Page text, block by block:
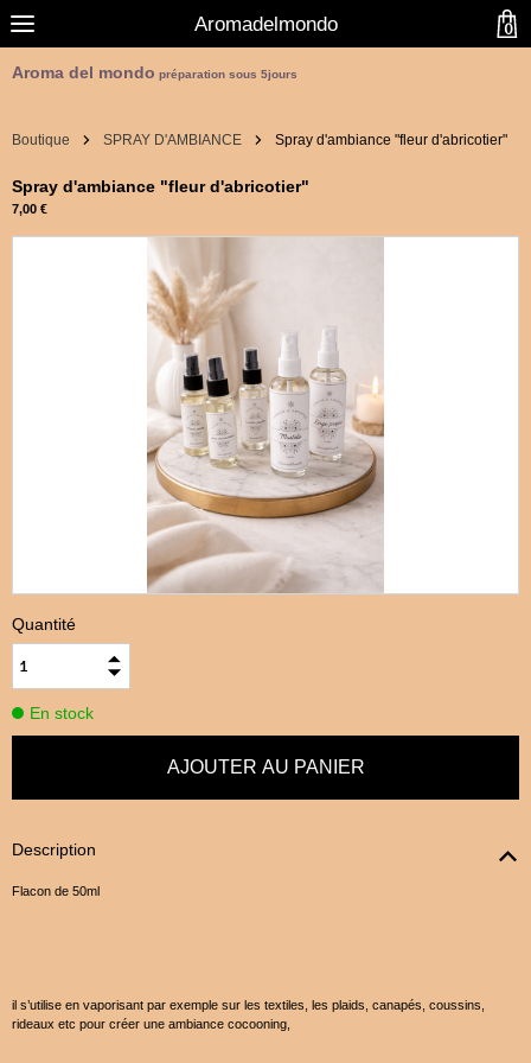
Aromadelmondo
Aroma del mondo préparation sous 5jours
Boutique SPRAY D'AMBIANCE Spray d'ambiance "fleur d'abricotier"
Spray d'ambiance "fleur d'abricotier"
7,00 €
Quantité
En stock
Description
Flacon de 50ml
il s’utilise en vaporisant par exemple sur les textiles, les plaids, canapés, coussins,
rideaux etc pour créer une ambiance cocooning,
0